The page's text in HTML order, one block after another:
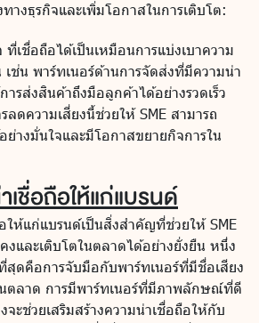
างธุรกิจและเพิ่มโอกาสในการเติบโต:
ที่เชื่อถือได้เป็นเหมือนการแบ่งเบาความ
เช่น พาร์ทเนอร์ด้านการจัดส่งที่มีความน่า
ารส่งสินค้าถึงมือลูกค้าได้อย่างรวดเร็ว
ดความเสี่ยงนี้ช่วยให้ SME สามารถ
ย่างมั่นใจและมีโอกาสขยายกิจการใน
ชื่อถือให้แก่แบรนด์
ให้แก่แบรนด์เป็นสิ่งสำคัญที่ช่วยให้ SME
งและเติบโตในตลาดได้อย่างยั่งยืน หนึ่ง
ดคือการจับมือกับพาร์ทเนอร์ที่มีชื่อเสียง
นตลาด การมีพาร์ทเนอร์ที่มีภาพลักษณ์ที่ดี
ะช่วยเสริมสร้างความน่าเชื่อถือให้กับ